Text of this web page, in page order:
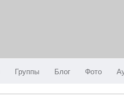
Группы Блог Фото